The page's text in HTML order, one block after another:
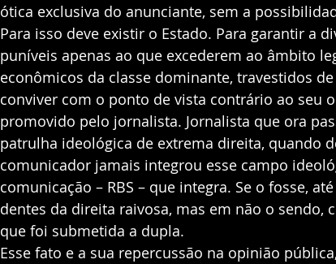
ótica exclusiva do anunciante, sem a
Para isso deve existir o Estado. Para garantir a
puníveis apenas ao que excederem ao âmbito
econômicos da classe dominante, travestidos
conviver com o ponto de vista contrário ao seu
promovido pelo jornalista. Jornalista que ora
patrulha ideológica de extrema direita, quando
comunicador jamais integrou esse campo
comunicação – RBS – que integra. Se o fosse,
dentes da direita raivosa, mas em não o sendo,
que foi submetida a dupla.
Esse fato e a sua repercussão na opinião